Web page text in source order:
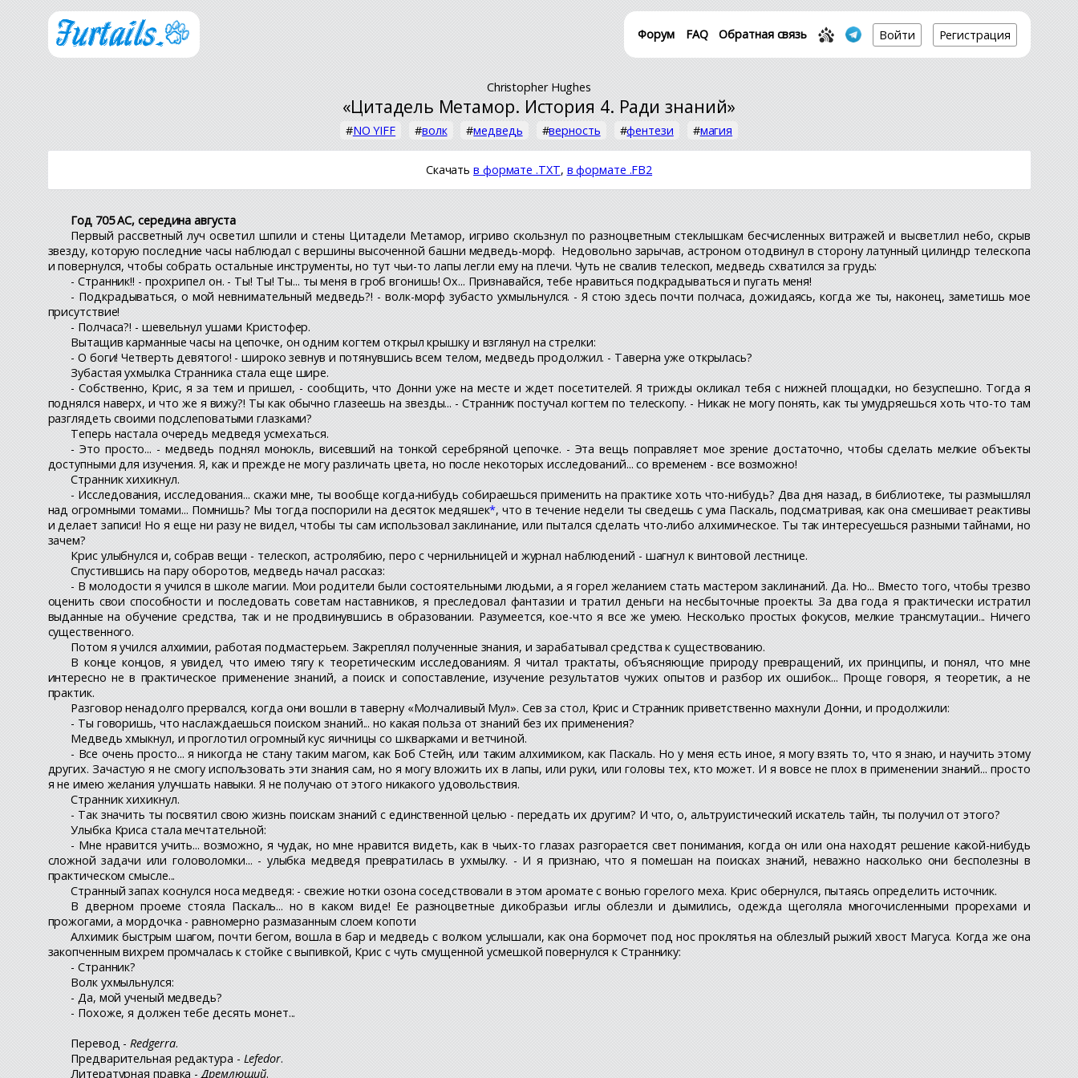
Форум FAQ Обратная связь Войти Регистрация
Christopher Hughes
«Цитадель Метамор. История 4. Ради знаний»
#NO YIFF #волк #медведь #верность #фентези #магия
Скачатьв формате .TXT, в формате .FB2
Год 705 AC, середина августа
Первый рассветный луч осветил шпили и стены Цитадели Метамор, игриво скользнул по разноцветным стеклышкам бесчисленных витражей и высветлил небо, скрыв
звезду, которую последние часы наблюдал с вершины высоченной башни медведь-морф. Недовольно зарычав, астроном отодвинул в сторону латунный цилиндр телескопа
и повернулся, чтобы собрать остальные инструменты, но тут чьи-то лапы легли ему на плечи. Чуть не свалив телескоп, медведь схватился за грудь:
- Странник!! - прохрипел он. - Ты! Ты! Ты... ты меня в гроб вгонишь! Ох... Признавайся, тебе нравиться подкрадываться и пугать меня!
- Подкрадываться, о мой невнимательный медведь?! - волк-морф зубасто ухмыльнулся. - Я стою здесь почти полчаса, дожидаясь, когда же ты, наконец, заметишь мое
присутствие!
- Полчаса?! - шевельнул ушами Кристофер.
Вытащив карманные часы на цепочке, он одним когтем открыл крышку и взглянул на стрелки:
- О боги! Четверть девятого! - широко зевнув и потянувшись всем телом, медведь продолжил. - Таверна уже открылась?
Зубастая ухмылка Странника стала еще шире.
- Собственно, Крис, я за тем и пришел, - сообщить, что Донни уже на месте и ждет посетителей. Я трижды окликал тебя с нижней площадки, но безуспешно. Тогда я
поднялся наверх, и что же я вижу?! Ты как обычно глазеешь на звезды... - Странник постучал когтем по телескопу. - Никак не могу понять, как ты умудряешься хоть что-то там
разглядеть своими подслеповатыми глазками?
Теперь настала очередь медведя усмехаться.
- Это просто... - медведь поднял монокль, висевший на тонкой серебряной цепочке. - Эта вещь поправляет мое зрение достаточно, чтобы сделать мелкие объекты
доступными для изучения. Я, как и прежде не могу различать цвета, но после некоторых исследований... со временем - все возможно!
Странник хихикнул.
- Исследования, исследования... скажи мне, ты вообще когда-нибудь собираешься применить на практике хоть что-нибудь? Два дня назад, в библиотеке, ты размышлял
над огромными томами... Помнишь? Мы тогда поспорили на десяток медяшек*, что в течение недели ты сведешь с ума Паскаль, подсматривая, как она смешивает реактивы
и делает записи! Но я еще ни разу не видел, чтобы ты сам использовал заклинание, или пытался сделать что-либо алхимическое. Ты так интересуешься разными тайнами, но
зачем?
Крис улыбнулся и, собрав вещи - телескоп, астролябию, перо с чернильницей и журнал наблюдений - шагнул к винтовой лестнице.
Спустившись на пару оборотов, медведь начал рассказ:
- В молодости я учился в школе магии. Мои родители были состоятельными людьми, а я горел желанием стать мастером заклинаний. Да. Но... Вместо того, чтобы трезво
оценить свои способности и последовать советам наставников, я преследовал фантазии и тратил деньги на несбыточные проекты. За два года я практически истратил
выданные на обучение средства, так и не продвинувшись в образовании. Разумеется, кое-что я все же умею. Несколько простых фокусов, мелкие трансмутации... Ничего
существенного.
Потом я учился алхимии, работая подмастерьем. Закреплял полученные знания, и зарабатывал средства к существованию.
В конце концов, я увидел, что имею тягу к теоретическим исследованиям. Я читал трактаты, объясняющие природу превращений, их принципы, и понял, что мне
интересно не в практическое применение знаний, а поиск и сопоставление, изучение результатов чужих опытов и разбор их ошибок... Проще говоря, я теоретик, а не
практик.
Разговор ненадолго прервался, когда они вошли в таверну «Молчаливый Мул». Сев за стол, Крис и Странник приветственно махнули Донни, и продолжили:
- Ты говоришь, что наслаждаешься поиском знаний... но какая польза от знаний без их применения?
Медведь хмыкнул, и проглотил огромный кус яичницы со шкварками и ветчиной.
- Все очень просто... я никогда не стану таким магом, как Боб Стейн, или таким алхимиком, как Паскаль. Но у меня есть иное, я могу взять то, что я знаю, и научить этому
других. Зачастую я не смогу использовать эти знания сам, но я могу вложить их в лапы, или руки, или головы тех, кто может. И я вовсе не плох в применении знаний... просто
я не имею желания улучшать навыки. Я не получаю от этого никакого удовольствия.
Странник хихикнул.
- Так значить ты посвятил свою жизнь поискам знаний с единственной целью - передать их другим? И что, о, альтруистический искатель тайн, ты получил от этого?
Улыбка Криса стала мечтательной:
- Мне нравится учить... возможно, я чудак, но мне нравится видеть, как в чьих-то глазах разгорается свет понимания, когда он или она находят решение какой-нибудь
сложной задачи или головоломки... - улыбка медведя превратилась в ухмылку. - И я признаю, что я помешан на поисках знаний, неважно насколько они бесполезны в
практическом смысле...
Странный запах коснулся носа медведя: - свежие нотки озона соседствовали в этом аромате с вонью горелого меха. Крис обернулся, пытаясь определить источник.
В дверном проеме стояла Паскаль... но в каком виде! Ее разноцветные дикобразьи иглы облезли и дымились, одежда щеголяла многочисленными прорехами и
прожогами, а мордочка - равномерно размазанным слоем копоти
Алхимик быстрым шагом, почти бегом, вошла в бар и медведь с волком услышали, как она бормочет под нос проклятья на облезлый рыжий хвост Магуса. Когда же она
закопченным вихрем промчалась к стойке с выпивкой, Крис с чуть смущенной усмешкой повернулся к Страннику:
- Странник?
Волк ухмыльнулся:
- Да, мой ученый медведь?
- Похоже, я должен тебе десять монет...
Перевод -Redgerra.
Предварительная редактура - Lefedor.
Литературная правка -Дремлющий.